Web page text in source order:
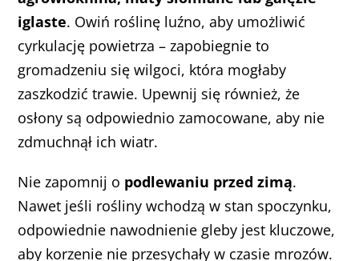
iglaste. Owiń roślinę luźno, aby umożliwić
cyrkulację powietrza – zapobiegnie to
gromadzeniu się wilgoci, która mogłaby
zaszkodzić trawie. Upewnij się również, że
osłony są odpowiednio zamocowane, aby nie
zdmuchnął ich wiatr.
Nie zapomnij o podlewaniu przed zimą.
Nawet jeśli rośliny wchodzą w stan spoczynku,
odpowiednie nawodnienie gleby jest kluczowe,
aby korzenie nie przesychały w czasie mrozów.